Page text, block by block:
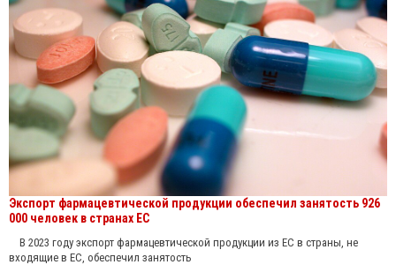
Экспорт фармацевтической продукции обеспечил занятость 926
000 человек в странах ЕС
В 2023 году экспорт фармацевтической продукции из ЕС в страны, не
входящие в ЕС, обеспечил занятость